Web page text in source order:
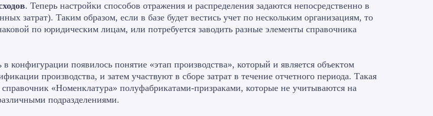
. Теперь настройки способов отражения и распределения задаются непосредственно в
затрат). Таким образом, если в базе будет вестись учет по нескольким организациям, то
по юридическим лицам, или потребуется заводить разные элементы справочника
в конфигурации появилось понятие «этап производства», который и является объектом
производства, и затем участвуют в сборе затрат в течение отчетного периода. Такая
справочник «Номенклатура» полуфабрикатами-призраками, которые не учитываются на
подразделениями.